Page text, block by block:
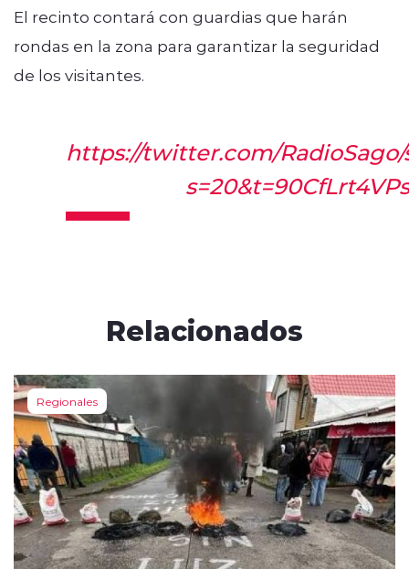
El recinto contará con guardias que harán
rondas en la zona para garantizar la seguridad
de los visitantes.
https://twitter.com/
Relacionados
Regionales